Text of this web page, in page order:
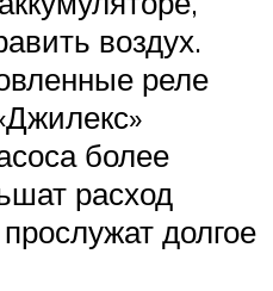
воздух.
реле
более
расход
долгое